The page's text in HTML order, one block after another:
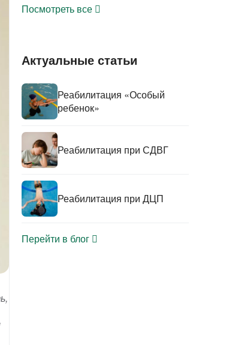
Посмотреть все
Актуальные статьи
Реабилитация «Особый
ребенок»
Реабилитация при СДВГ
Реабилитация при ДЦП
Перейти в блог